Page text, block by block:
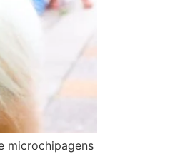
microchipagens